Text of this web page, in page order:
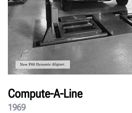
Compute-A-Line
1969